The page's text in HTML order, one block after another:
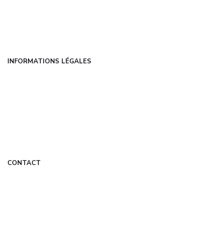
INFORMATIONS LÉGALES
CONTACT